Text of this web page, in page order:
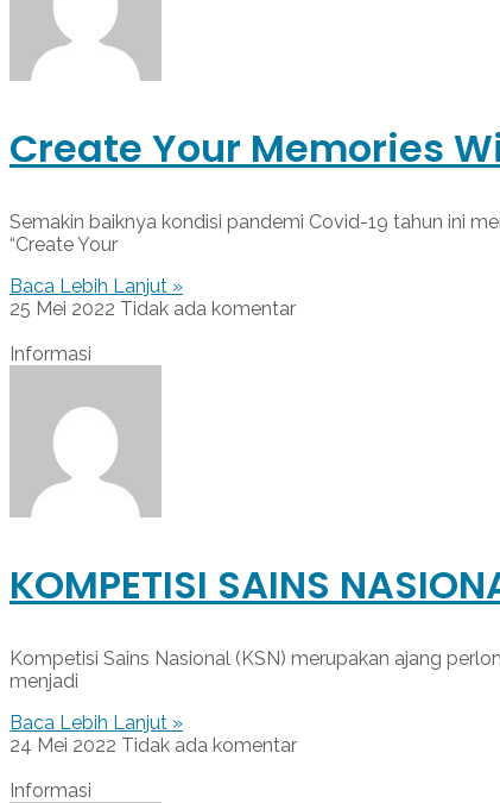
Create Your Memories
Semakin baiknya kondisi pandemi Covid-19 tahun ini
“Create Your
Baca Lebih Lanjut »
25 Mei 2022 Tidak ada komentar
Informasi
KOMPETISI SAINS
Kompetisi Sains Nasional (KSN) merupakan ajang
menjadi
Baca Lebih Lanjut »
24 Mei 2022 Tidak ada komentar
Informasi